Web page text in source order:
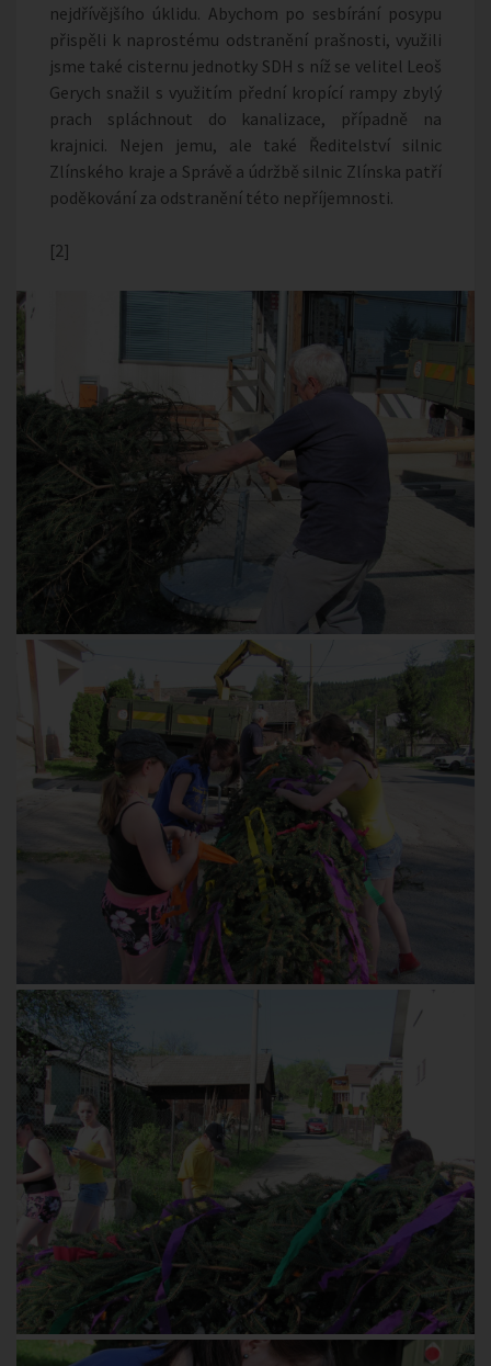
nejdřívějšího úklidu. Abychom po sesbírání posypu
přispěli k naprostému odstranění prašnosti, využili
jsme také cisternu jednotky SDH s níž se velitel Leoš
Gerych snažil s využitím přední kropící rampy zbylý
prach spláchnout do kanalizace, případně na
krajnici. Nejen jemu, ale také Ředitelství silnic
Zlínského kraje a Správě a údržbě silnic Zlínska patří
poděkování za odstranění této nepříjemnosti.
[2]